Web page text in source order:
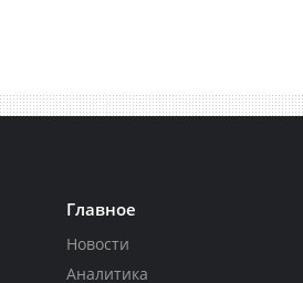
Главное
Новости
Аналитика